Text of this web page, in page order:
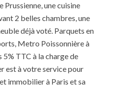
Prussienne, une cuisine
2 belles chambres, une
déjà voté. Parquets en
Metro Poissonnière à
TTC à la charge de
est à votre service pour
immobilier à Paris et sa